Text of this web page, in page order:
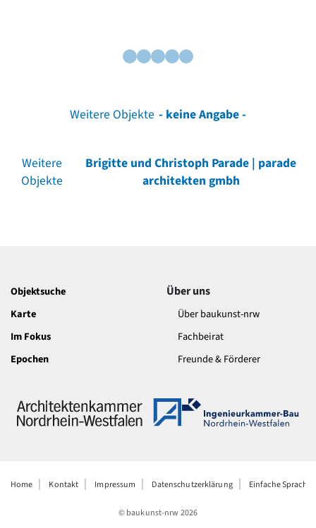
Weitere Objekte - keine Angabe -
Weitere
Objekte
Brigitte und Christoph Parade | parade
architekten gmbh
Objektsuche
Karte
Im Fokus
Epochen
Über uns
Über baukunst-nrw
Fachbeirat
Freunde & Förderer
Home Kontakt Impressum Datenschutzerklärung Einfache Sprache
© baukunst-nrw2026